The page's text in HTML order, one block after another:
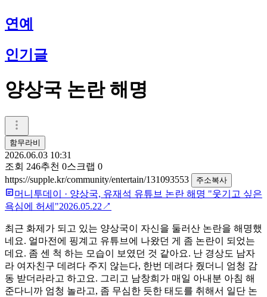
연예
인기글
양상국 논란 해명
함무라비
2026.06.03 10:31
조회 246추천 0스크랩 0
https://supple.kr/community/entertain/131093553
주소복사
머니투데이 · 양상국, 유재석 유튜브 논란 해명 "웃기고 싶은
욕심에 허세"2026.05.22 ↗
최근 화제가 되고 있는 양상국이 자신을 둘러산 논란을 해명했
네요. 얼마전에 핑계고 유튜브에 나왔던 게 좀 논란이 되었는
데요. 좀 센 척 하는 모습이 보였던 것 같아요. 난 경상도 남자
라 여자친구 데려다 주지 않는다, 한번 데려다 줬더니 엄청 감
동 받더라라고 하고요. 그리고 남창희가 매일 아내분 아침 해
준다니까 엄청 놀라고, 좀 무심한 듯한 태도를 취해서 일단 논